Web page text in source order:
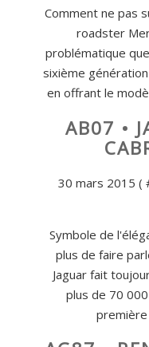
Comment ne pas
roadster
problématique
sixième
en offrant le
AB07 •
30 mars 2015 (
Symbole de
plus de faire
Jaguar fait
plus de 70
première